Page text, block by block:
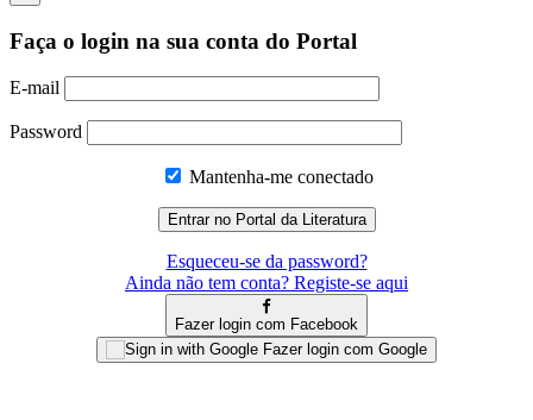
Faça o login na sua conta do Portal
E-mail
Password
Mantenha-me conectado
Esqueceu-se da password?
Ainda não tem conta? Registe-se aqui
Fazer login com Facebook
Fazer login com Google